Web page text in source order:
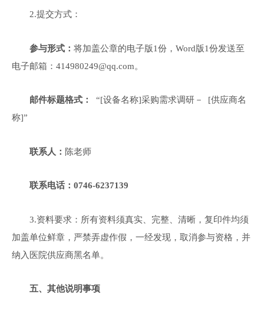
2.提交方式：
参与形式： 将加盖公章的电子版1份，Word版1份发送至
电子邮箱： 414980249@qq.com。
邮件标题格式： “[设备名称]采购需求调研－
[供应商名
称]”
联系人： 陈老师
联系电话： 0746-6237139
3.资料要求：所有资料须真实、完整、清晰，复印件均须
加盖单位鲜章，严禁弄虚作假，一经发现，取消参与资格，并
纳入医院供应商黑名单。
五、其他说明事项